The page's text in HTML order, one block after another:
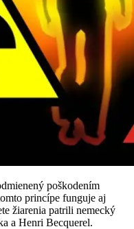
poškodením
princípe funguje aj
žiarenia patrili nemecký
a Henri Becquerel.